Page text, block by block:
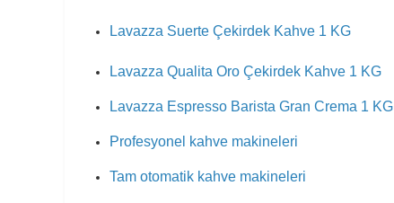
Lavazza Suerte Çekirdek Kahve 1 KG
Lavazza Qualita Oro Çekirdek Kahve 1 KG
Lavazza Espresso Barista Gran Crema 1 KG
Profesyonel kahve makineleri
Tam otomatik kahve makineleri